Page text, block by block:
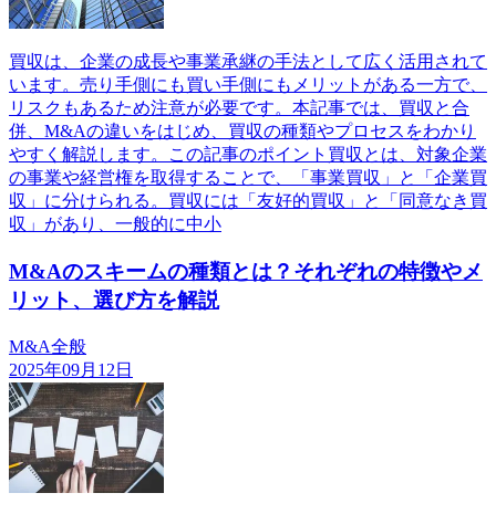
買収は、企業の成長や事業承継の手法として広く活用されて
います。売り手側にも買い手側にもメリットがある一方で、
リスクもあるため注意が必要です。本記事では、買収と合
併、M&Aの違いをはじめ、買収の種類やプロセスをわかり
やすく解説します。この記事のポイント買収とは、対象企業
の事業や経営権を取得することで、「事業買収」と「企業買
収」に分けられる。買収には「友好的買収」と「同意なき買
収」があり、一般的に中小
M&Aのスキームの種類とは？それぞれの特徴やメ
リット、選び方を解説
M&A全般
2025年09月12日